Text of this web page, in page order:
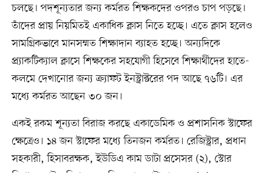
চলছে। পদশূন্যতার জন্য কর্মরত শিক্ষকদের ওপরও চাপ পড়ছে।
তাঁদের প্রায় নিয়মিতই একাধিক ক্লাস নিতে হচ্ছে। এতে ক্লাস হলেও
সামগ্রিকভাবে মানসম্মত শিক্ষাদান ব্যাহত হচ্ছে। অন্যদিকে
প্র্যাকটিক্যাল ক্লাসে শিক্ষকের সহযোগী হিসেবে শিক্ষার্থীদের হাতে-
কলমে দেখানোর জন্য ক্র্যাফট ইনস্ট্রাক্টরের পদ আছে ৭৬টি। এর
মধ্যে কর্মরত আছেন ৩০ জন।
একই রকম শূন্যতা বিরাজ করছে একাডেমিক ও প্রশাসনিক স্টাফের
ক্ষেত্রেও। ১৪ জন স্টাফের মধ্যে তিনজন কর্মরত। রেজিস্ট্রার, প্রধান
সহকারী, হিসাবরক্ষক, ইউডিএ কাম ডাটা প্রসেসর (২), স্টোর